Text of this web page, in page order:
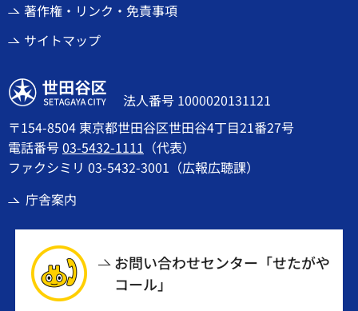
著作権・リンク・免責事項
サイトマップ
世田谷区
法人番号 1000020131121
〒154-8504 東京都世田谷区世田谷4丁目21番27号
電話番号03-5432-1111 （代表）
ファクシミリ 03-5432-3001（広報広聴課）
庁舎案内
お問い合わせセンター「せたがや
コール」